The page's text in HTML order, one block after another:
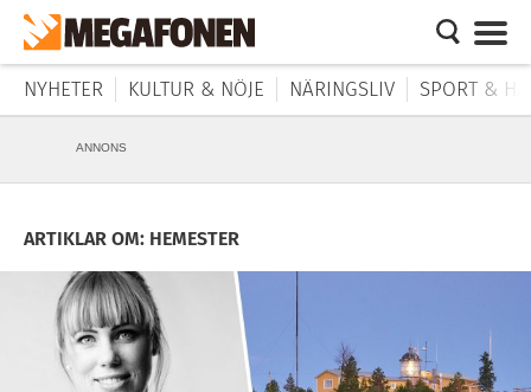
NYHETER KULTUR & NÖJE NÄRINGSLIV SPORT &
ANNONS
ARTIKLAR OM: HEMESTER